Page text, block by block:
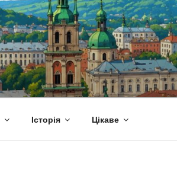
Історія Цікаве